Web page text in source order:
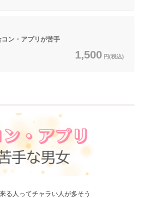
ン・アプリが苦手
1,500 円(税込)
る人ってチャラい人が多そう